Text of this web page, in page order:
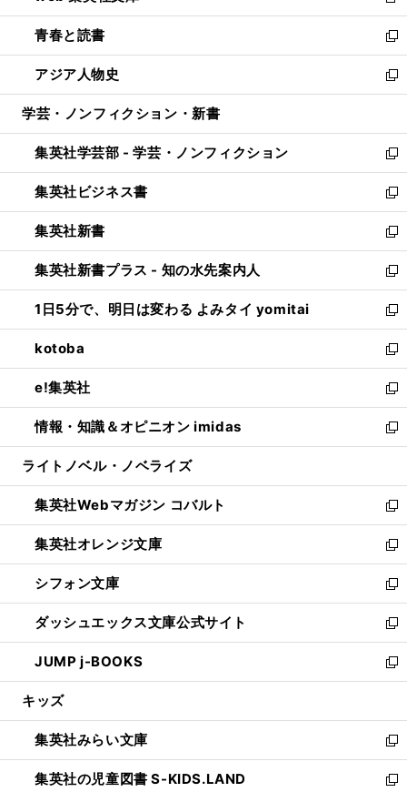
ウ
で
開
く
ン
ド
ウ
で
開
ウ
ィ
ン
ド
ウ
開
く
し
い
ウ
ィ
ン
ウ
で
開
く
青春と読書
新
し
い
ウ
ン
ド
ウ
で
開
く
アジア人物史
新
し
ウ
ィ
ン
ド
ウ
で
開
く
学芸・ノンフィクション・新書
集英社学芸部 - 学芸・ノンフィクション
新
し
い
ウ
ィ
ン
ド
ウ
で
開
く
集英社ビジネス書
新
し
い
ウ
ィ
ン
ド
ウ
で
開
く
集英社新書
新
し
い
ウ
ィ
ン
ド
ウ
で
開
く
集英社新書プラス - 知の水先案内人
新
し
い
ウ
ィ
ン
ド
ウ
で
開
1日5分で、明日は変わる よみタイ yomitai
新
し
い
ウ
ィ
ン
ド
ウ
開
く
kotoba
新
し
い
ウ
ィ
ン
ウ
で
開
く
e!集英社
新
し
い
ウ
ン
ド
ウ
で
開
く
情報・知識＆オピニオン imidas
新
し
ウ
ィ
ン
ド
ウ
で
開
く
ライトノベル・ノベライズ
集英社Webマガジン コバルト
新
し
い
ウ
ィ
ン
ド
ウ
で
開
集英社オレンジ文庫
新
し
い
ウ
ィ
ン
ド
ウ
開
く
シフォン文庫
新
し
い
ウ
ィ
ン
ウ
で
開
く
ダッシュエックス文庫公式サイト
新
し
い
ウ
ン
ド
ウ
で
JUMP j-BOOKS
新
し
ウ
ィ
ン
ド
キッズ
集英社みらい文庫
新
し
い
集英社の児童図書 S-KIDS.LAND
新